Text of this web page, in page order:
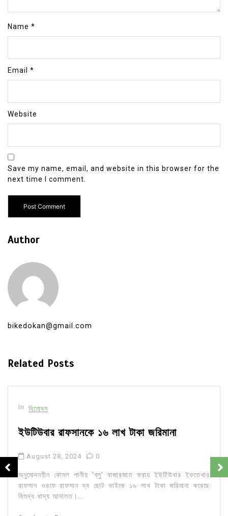
Name *
Email *
Website
Save my name, email, and website in this browser for the
next time I comment.
Author
bikedokan@gmail.com
Related Posts
In বিনোদন
ইউটিউবার রাফসানকে ১৬ লাখ টাকা জরিমানা
August 28, 2024 0
অনুমোদনহীন কোমল পানীয় ‘ব্লু’ বাজারজাত করায় ইউটিউবার ইফতেখার
রাফসান ওরফে রাফসান দ্য ছোট ভাইকে ১৬ লাখ টাকা জরিমানা করেছে
বিশুদ্ধ খাদ্য আদালত।...